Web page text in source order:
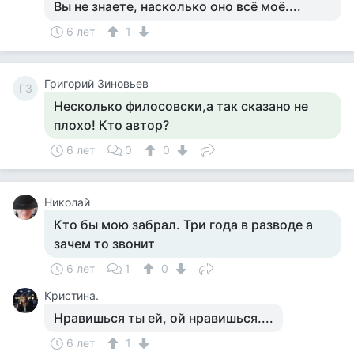
Вы не знаете, насколько оно всё моё....
6 лет 1
ГЗ Григорий Зиновьев
Несколько филосовски,а так сказано не
плохо! Кто автор?
6 лет 0 0
Николай
Кто бы мою забрал. Три года в разводе а
зачем то звонит
6 лет 1
0
Кристина.
Нравишься ты ей, ой нравишься....
6 лет 1